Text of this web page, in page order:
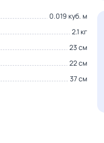
0.019 куб. м
2.1 кг
23 см
22 см
37 см